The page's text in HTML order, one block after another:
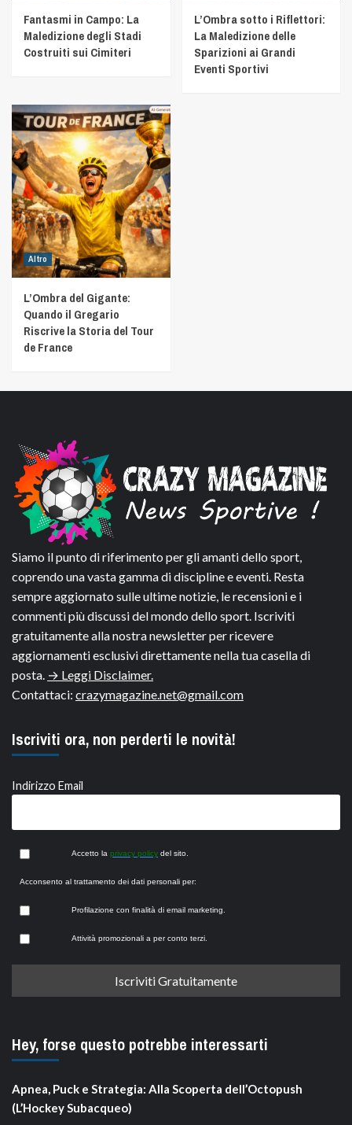
Fantasmi in Campo: La
Maledizione degli Stadi
Costruiti sui Cimiteri
L’Ombra sotto i Riflettori:
La Maledizione delle
Sparizioni ai Grandi
Eventi Sportivi
Altro
L’Ombra del Gigante:
Quando il Gregario
Riscrive la Storia del Tour
de France
Siamo il punto di riferimento per gli amanti dello sport,
coprendo una vasta gamma di discipline e eventi. Resta
sempre aggiornato sulle ultime notizie, le recensioni e i
commenti più discussi del mondo dello sport. Iscriviti
gratuitamente alla nostra newsletter per ricevere
aggiornamenti esclusivi direttamente nella tua casella di
posta. → Leggi Disclaimer.
Contattaci: crazymagazine.net@gmail.com
Iscriviti ora, non perderti le novità!
Indirizzo Email
Accetto la privacy policy del sito.
Acconsento al trattamento dei dati personali per:
Profilazione con finalità di email marketing.
Attività promozionali a per conto terzi.
Hey, forse questo potrebbe interessarti
Apnea, Puck e Strategia: Alla Scoperta dell’Octopush
(L’Hockey Subacqueo)